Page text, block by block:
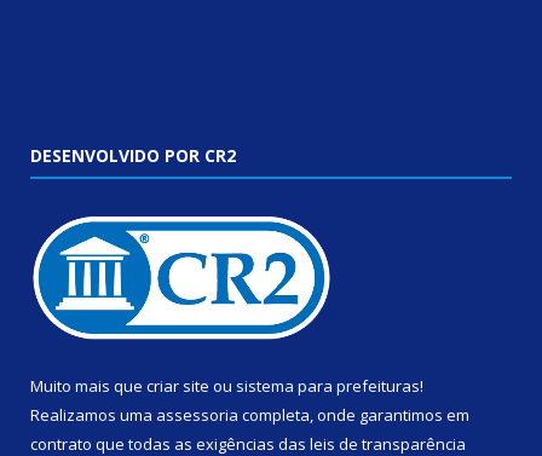
DESENVOLVIDO POR CR2
Muito mais que criar site ou sistema para prefeituras!
Realizamos uma assessoria completa, onde garantimos em
contrato que todas as exigências das leis de transparência